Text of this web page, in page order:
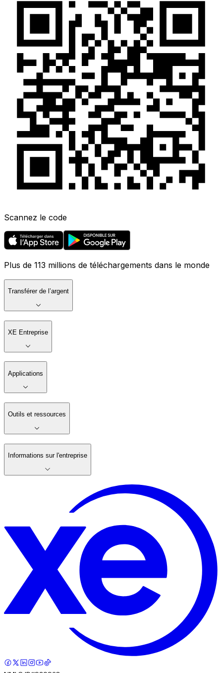
Scannez le code
Plus de 113 millions de téléchargements dans le monde
Transférer de l’argent
XE Entreprise
Applications
Outils et ressources
Informations sur l'entreprise